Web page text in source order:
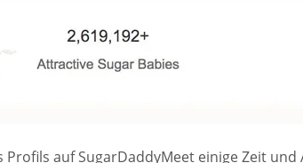
auf SugarDaddyMeet einige Zeit